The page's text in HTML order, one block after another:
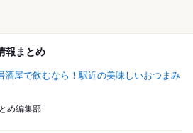
報まとめ
酒屋で飲むなら！駅近の美味しいおつまみ
め編集部